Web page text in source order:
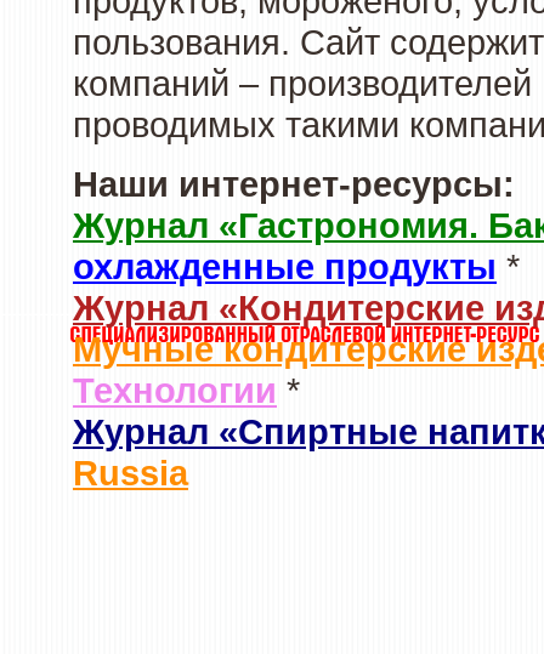
пользования. Сайт
компаний –
проводимых такими
Наши интернет-ресурсы:
Журнал «Гастрономия.
охлажденные продукты *
Журнал «Кондитерские
Мучные кондитерские
Технологии *
Журнал «Спиртные
Russia